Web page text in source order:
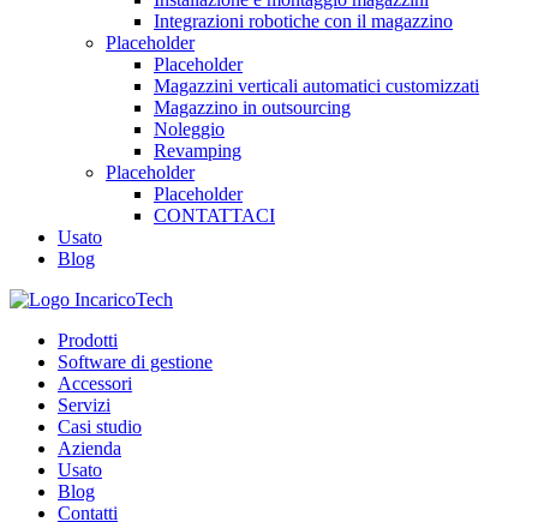
Integrazioni robotiche con il magazzino
Placeholder
Placeholder
Magazzini verticali automatici customizzati
Magazzino in outsourcing
Noleggio
Revamping
Placeholder
Placeholder
CONTATTACI
Usato
Blog
Prodotti
Software di gestione
Accessori
Servizi
Casi studio
Azienda
Usato
Blog
Contatti